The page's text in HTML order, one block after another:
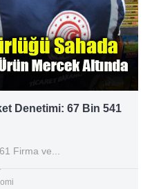
Denetimi: 67 Bin 541
Firma ve...